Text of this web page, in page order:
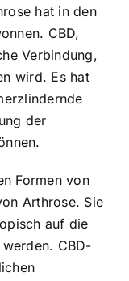
hat in den
CBD,
Verbindung,
wird. Es hat
der
Formen von
Arthrose. Sie
auf die
CBD-